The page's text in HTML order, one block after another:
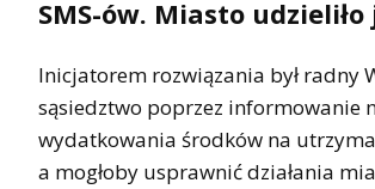
SMS-ów. Miasto
Inicjatorem rozwiązania był radny
sąsiedztwo poprzez informowanie
wydatkowania środków na
a mogłoby usprawnić działania